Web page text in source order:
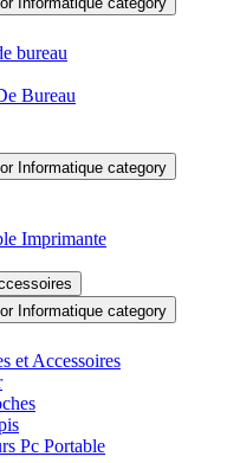
bureau
Bureau
Informatique category
Imprimante
Informatique category
et Accessoires
Pc Portable